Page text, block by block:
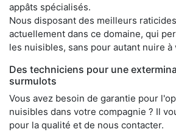
appâts spécialisés.
Nous disposant des meilleurs
actuellement dans ce domaine, qui
les nuisibles, sans pour autant nuire à
Des techniciens pour une
surmulots
Vous avez besoin de garantie pour
nuisibles dans votre compagnie ? Il
pour la qualité et de nous contacter.